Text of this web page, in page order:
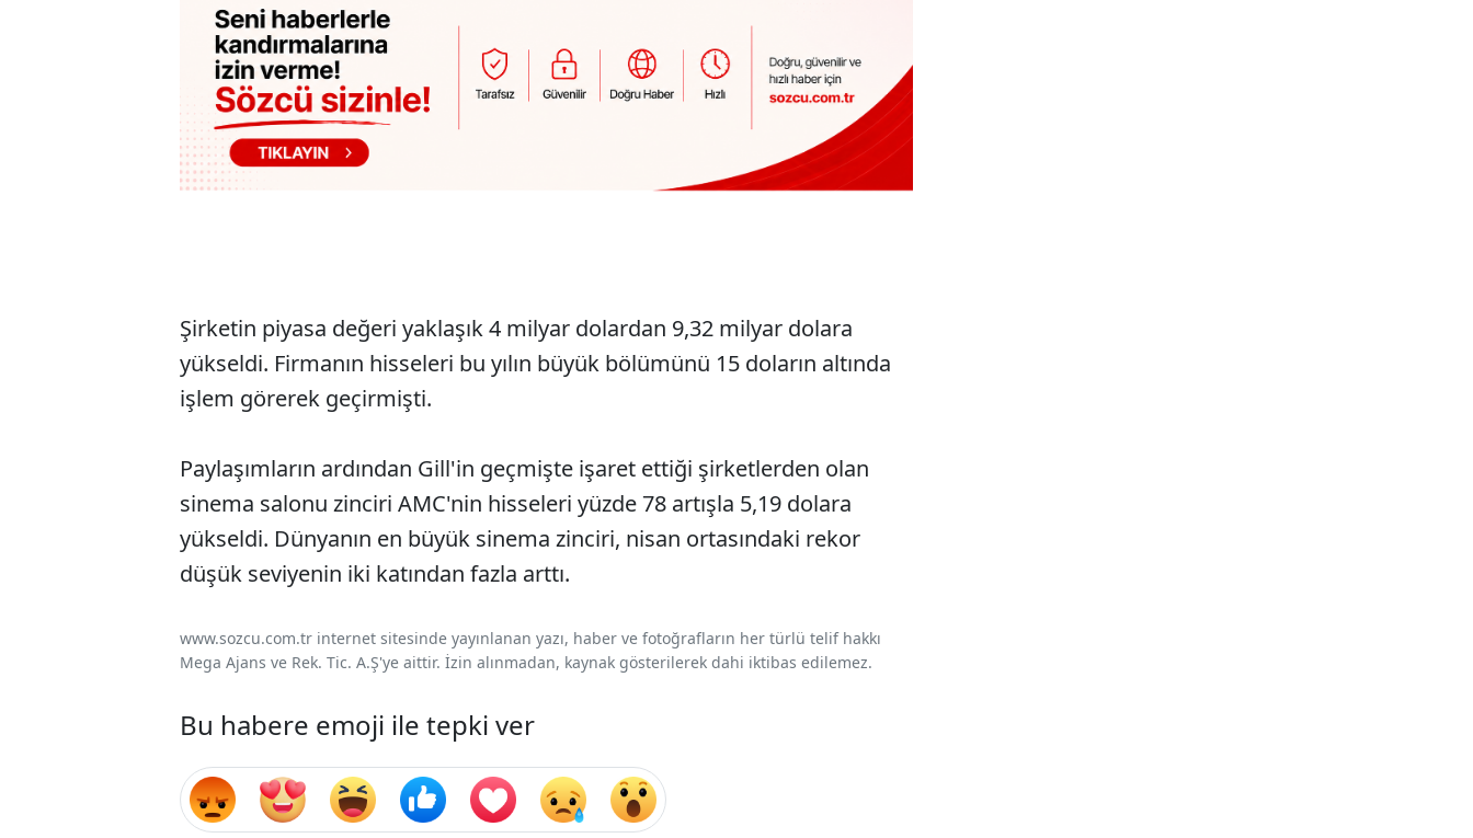
Şirketin piyasa değeri yaklaşık 4 milyar dolardan 9,32 milyar dolara
yükseldi. Firmanın hisseleri bu yılın büyük bölümünü 15 doların altında
işlem görerek geçirmişti.
Paylaşımların ardından Gill'in geçmişte işaret ettiği şirketlerden olan
sinema salonu zinciri AMC'nin hisseleri yüzde 78 artışla 5,19 dolara
yükseldi. Dünyanın en büyük sinema zinciri, nisan ortasındaki rekor
düşük seviyenin iki katından fazla arttı.
www.sozcu.com.tr internet sitesinde yayınlanan yazı, haber ve fotoğrafların her türlü telif hakkı
Mega Ajans ve Rek. Tic. A.Ş'ye aittir. İzin alınmadan, kaynak gösterilerek dahi iktibas edilemez.
Bu habere emoji ile tepki ver